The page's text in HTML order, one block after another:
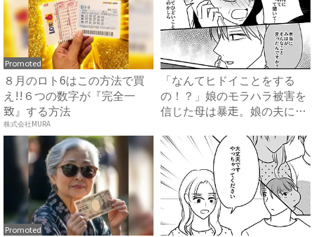
Promoted
８月のロト6はこの方法で買
え!!６つの数字が『完全一
致』する方法
株式会社MURA
「なんてヒドイことをする
の！？」娘のモラハラ被害を
信じた母は暴走。娘の夫に電
Promoted